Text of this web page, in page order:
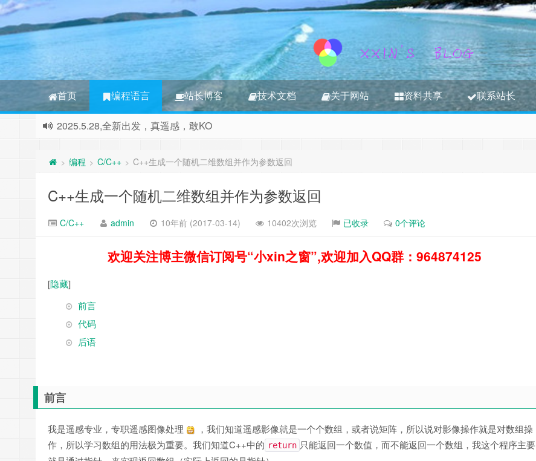
首页 编程语言 站长博客 技术文档 关于网站 资料共享 联系站长
2025.5.28,全新出发，真遥感，敢KO
> 编程 > C/C++ > C++生成一个随机二维数组并作为参数返回
C++生成一个随机二维数组并作为参数返回
C/C++ admin 10年前 (2017-03-14) 10402次浏览 已收录 0个评论
欢迎关注博主微信订阅号“小xin之窗”,欢迎加入QQ群：964874125
[隐藏]
前言
代码
后语
前言
我是遥感专业，专职遥感图像处理
，我们知道遥感影像就是一个个数组，或者说矩阵，所以说对影像操作就是对数组操
作，所以学习数组的用法极为重要。我们知道C++中的 return 只能返回一个数值，而不能返回一个数组，我这个程序主要